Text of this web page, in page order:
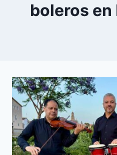
boleros en